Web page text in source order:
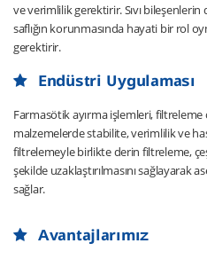
ve verimlilik gerektirir. Sıvı
saflığın korunmasında hayati bir rol
gerektirir.
Endüstri Uygulaması
Farmasötik ayırma işlemleri, filtreleme
malzemelerde stabilite, verimlilik ve
filtrelemeyle birlikte derin filtreleme,
şekilde uzaklaştırılmasını sağlayarak
sağlar.
Avantajlarımız